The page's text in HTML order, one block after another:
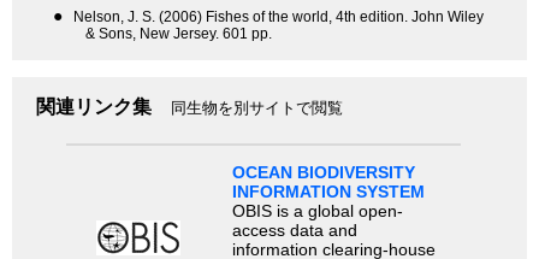
●
Nelson, J. S. (2006) Fishes of the world, 4th edition. John Wiley
& Sons, New Jersey. 601 pp.
関連リンク集 同生物を別サイトで閲覧
OCEAN BIODIVERSITY
INFORMATION SYSTEM
OBIS is a global open-
access data and
information clearing-house